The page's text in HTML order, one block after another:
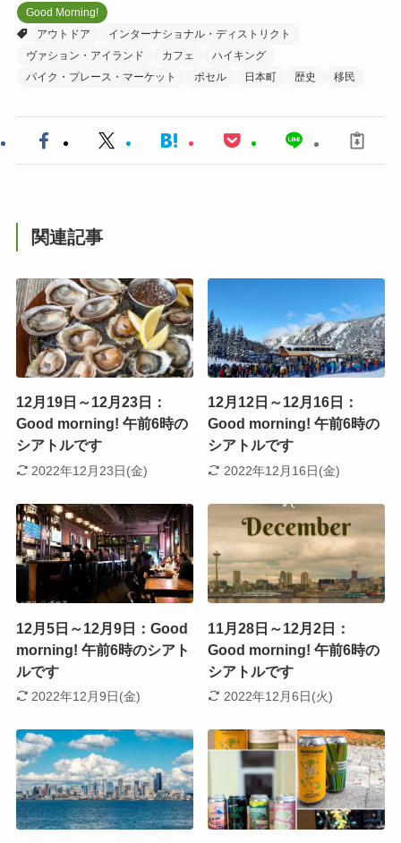
Good Morning!
アウトドア
インターナショナル・ディストリクト
ヴァション・アイランド
カフェ
ハイキング
パイク・プレース・マーケット
ボセル 日本町 歴史 移民
関連記事
12月19日～12月23日：
Good morning! 午前6時の
シアトルです
2022年12月23日(金)
12月12日～12月16日：
Good morning! 午前6時の
シアトルです
2022年12月16日(金)
12月5日～12月9日：Good
morning! 午前6時のシアト
ルです
2022年12月9日(金)
11月28日～12月2日：
Good morning! 午前6時の
シアトルです
2022年12月6日(火)